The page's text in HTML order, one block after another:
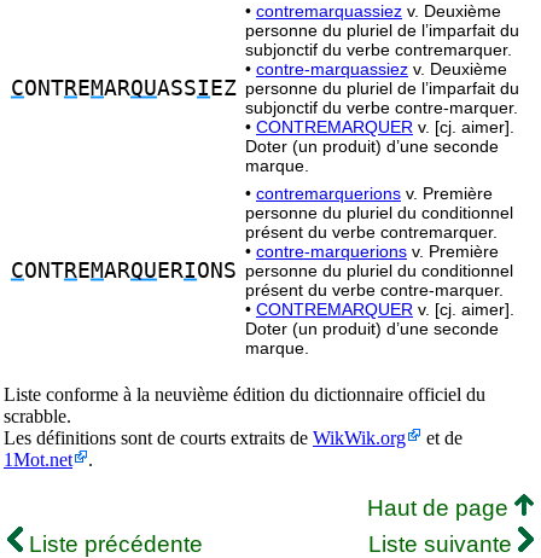
CONTREMARQUASSI EZ
• contremarquassiez v. Deuxième
personne du pluriel de l’imparfait du
subjonctif du verbe contremarquer.
• contre-marquassiez v. Deuxième
personne du pluriel de l’imparfait du
subjonctif du verbe contre-marquer.
• CONTREMARQUER v. [cj. aimer].
Doter (un produit) d’une seconde
marque.
CONTREMARQU ERIONS
• contremarquerions v. Première
personne du pluriel du conditionnel
présent du verbe contremarquer.
• contre-marquerions v. Première
personne du pluriel du conditionnel
présent du verbe contre-marquer.
• CONTREMARQUER v. [cj. aimer].
Doter (un produit) d’une seconde
marque.
Liste conforme à la neuvième édition du dictionnaire officiel du
scrabble.
Les définitions sont de courts extraits de WikWik.org
et de
1Mot.net
.
Haut de page
Liste précédente
Liste suivante